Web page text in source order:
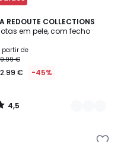
REDOUTE COLLECTIONS
em pele, com fecho
partir de
€
€ -45%
4,5
/ 5
4,5